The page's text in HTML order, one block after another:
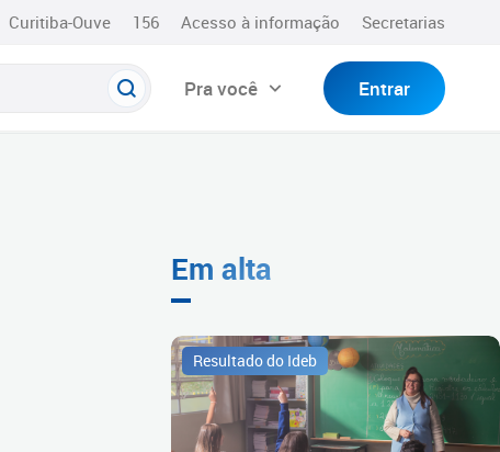
Curitiba-Ouve 156 Acesso à informação Secretarias
Pra você Entrar
Em alta
Resultado do Ideb